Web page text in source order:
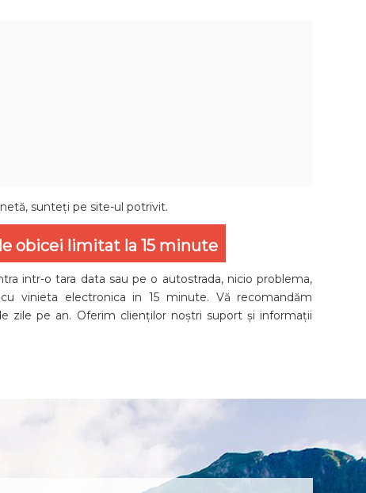
sunteți pe site-ul potrivit.
obicei limitat la 15 minute
intr-o tara data sau pe o autostrada, nicio problema,
vinieta electronica in 15 minute. Vă recomandăm
zile pe an. Oferim clienților noștri suport și informații